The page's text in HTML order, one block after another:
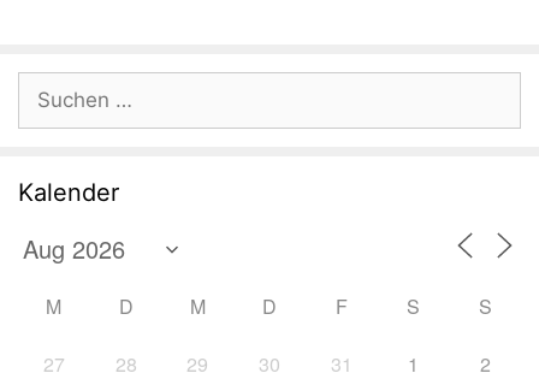
Suchen
nach:
Kalender
M D M D F S S
27 28 29 30 31 1 2